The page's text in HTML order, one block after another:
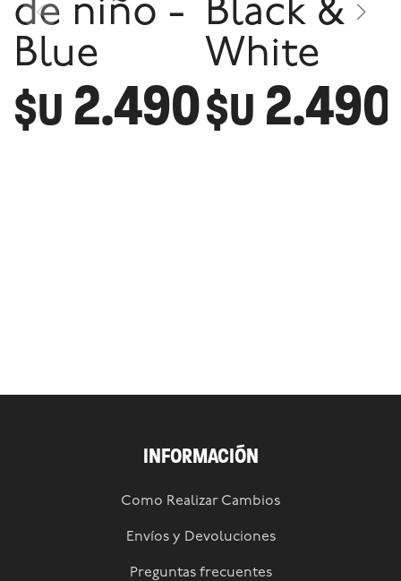
de niño -
Blue
$U 2.490
Black &
White
$U 2.490
INFORMACIÓN
Como Realizar Cambios
Envíos y Devoluciones
Preguntas frecuentes